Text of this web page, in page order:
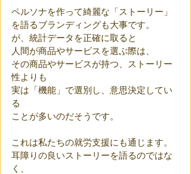
ペルソナを作って綺麗な「ストーリー」
を語るブランディングも大事です。
が、統計データを正確に取ると
人間が商品やサービスを選ぶ際は、
その商品やサービスが持つ、ストーリー
性よりも
実は「機能」で選別し、意思決定してい
る
ことが多いのだそうです。
これは私たちの就労支援にも通じます。
耳障りの良いストーリーを語るのではな
く、